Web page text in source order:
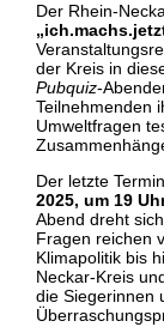
Der Rhein-
der Kreis in
Pubquiz-
Teilnehmenden
Umweltfragen
Der letzte
2025, um 19
Abend dreht
Fragen reichen
Klimapolitik bis
Neckar-Kreis
die Siegerinnen